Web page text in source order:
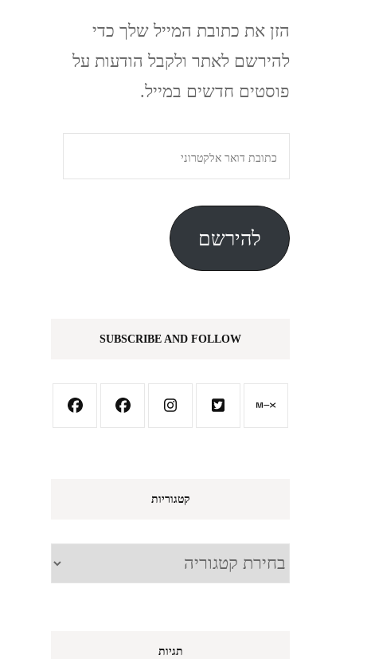
הזן את כתובת המייל שלך כדי
להירשם לאתר ולקבל הודעות על
פוסטים חדשים במייל.
דואר
אלקטרוני
להירשם
SUBSCRIBE AND FOLLOW
קטגוריות
קטגוריות
תגיות